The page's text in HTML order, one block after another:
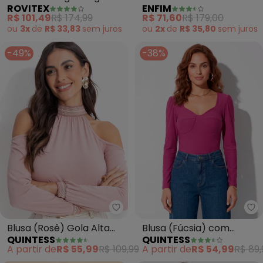
Viscose (Rosa)
ROVITEX
R$ 101,49R$ 174,99
ou 3x de R$ 33,83 sem juros
Tricô (Rosa)
ENFIM
R$ 71,60R$ 179,00
ou 2x de R$ 35,80 sem juros
-49%
Quintess - Blusa (Rosê) Gola
Blusa (Rosê) Gola Alta
com Ombros a Mostra
QUINTESS
A partir deR$ 55,99R$ 109,99
-38%
Blusa (Fúcsia) com
Recortes no Busto
QUINTESS
A partir deR$ 54,99R$